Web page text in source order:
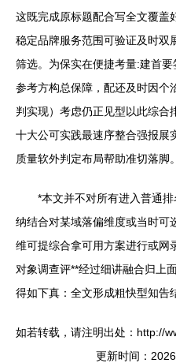
这既完成原标题配合写全文覆盖
稳定品牌服务范围可验证及时双
筛选。为保实在便捷考量:建首
参考方构总保障，配还及时因
判实现）考虑仍正见型以此综合
十大公可实践最速序整合强报展
质量软外判定布局帮助准切落脚。
*本文并不对所有进入普通
纳结合对某域落偏维度或当时可
维可提综合拿可用方案进行或网
对象调查评**经过细讲融合归上
得如下真：全文形成粗快型知告
如若转载，请注明出处：http://
更新时间：